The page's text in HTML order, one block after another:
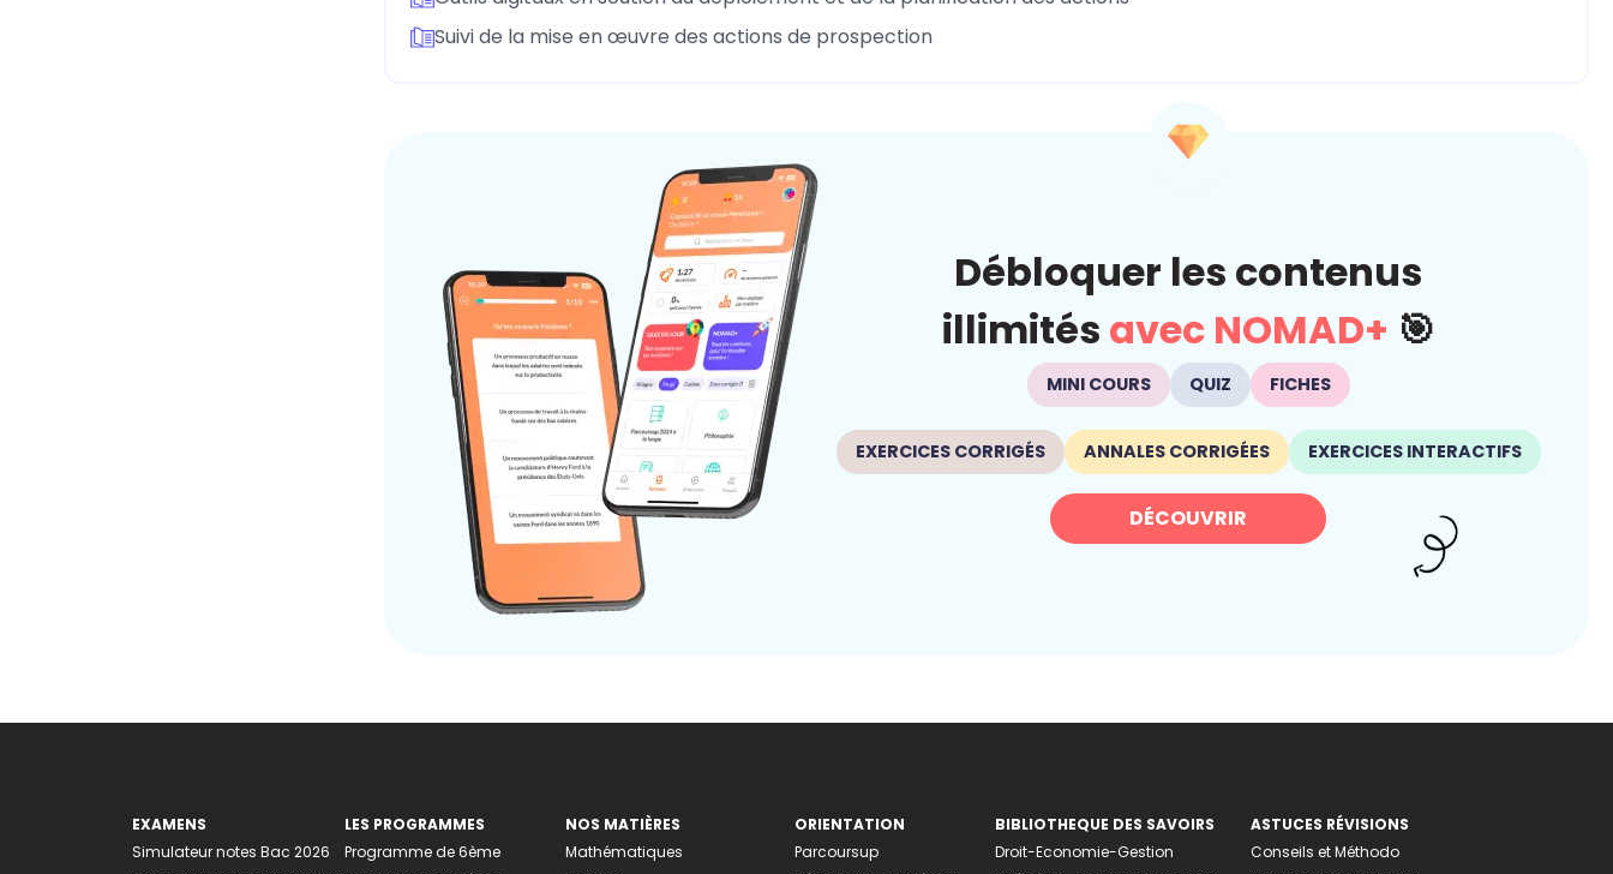
Suivi de la mise en œuvre des actions de prospection
Débloquer les contenus
illimités avec NOMAD+ 🎯
MINI COURS QUIZ FICHES
EXERCICES CORRIGÉS ANNALES CORRIGÉES EXERCICES INTERACTIFS
DÉCOUVRIR
EXAMENS
Simulateur notes Bac 2026
LES PROGRAMMES
Programme de 6ème
NOS MATIÈRES
Mathématiques
ORIENTATION
Parcoursup
BIBLIOTHEQUE DES SAVOIRS
Droit-Economie-Gestion
ASTUCES RÉVISIONS
Conseils et Méthodo